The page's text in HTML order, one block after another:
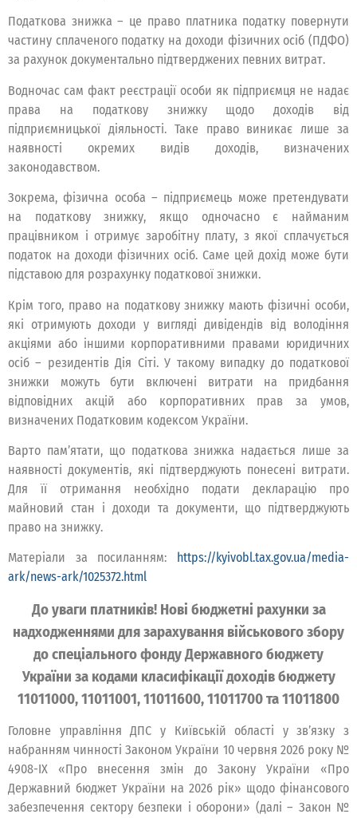
Податкова знижка – це право платника податку повернути
частину сплаченого податку на доходи фізичних осіб (ПДФО)
за рахунок документально підтверджених певних витрат.
Водночас сам факт реєстрації особи як підприємця не надає
права на податкову знижку щодо доходів від
підприємницької діяльності. Таке право виникає лише за
наявності окремих видів доходів, визначених
законодавством.
Зокрема, фізична особа – підприємець може претендувати
на податкову знижку, якщо одночасно є найманим
працівником і отримує заробітну плату, з якої сплачується
податок на доходи фізичних осіб. Саме цей дохід може бути
підставою для розрахунку податкової знижки.
Крім того, право на податкову знижку мають фізичні особи,
які отримують доходи у вигляді дивідендів від володіння
акціями або іншими корпоративними правами юридичних
осіб – резидентів Дія Сіті. У такому випадку до податкової
знижки можуть бути включені витрати на придбання
відповідних акцій або корпоративних прав за умов,
визначених Податковим кодексом України.
Варто пам’ятати, що податкова знижка надається лише за
наявності документів, які підтверджують понесені витрати.
Для її отримання необхідно подати декларацію про
майновий стан і доходи та документи, що підтверджують
право на знижку.
Матеріали за посиланням:
https://kyivobl.tax.gov.ua/media-
ark/news-ark/1025372.html
До уваги платників! Нові бюджетні рахунки за
надходженнями для зарахування військового збору
до спеціального фонду Державного бюджету
України за кодами класифікації доходів бюджету
11011000, 11011001, 11011600, 11011700 та 11011800
Головне управління ДПС у Київській області у зв’язку з
набранням чинності Законом України 10 червня 2026 року №
4908-ІХ «Про внесення змін до Закону України «Про
Державний бюджет України на 2026 рік» щодо фінансового
забезпечення сектору безпеки і оборони» (далі – Закон №